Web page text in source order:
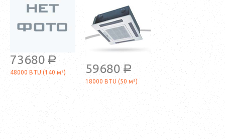
73680 a
48000 BTU (140 м²) 59680 a
18000 BTU (50 м²)